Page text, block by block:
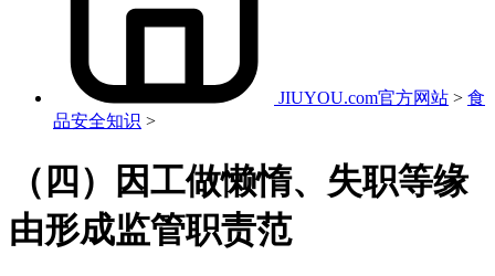
JIUYOU.com官方网站 > 食
品安全知识 >
（四）因工做懒惰、失职等缘
由形成监管职责范